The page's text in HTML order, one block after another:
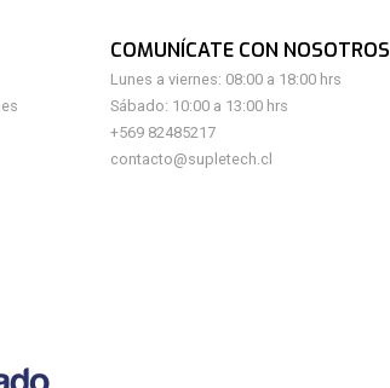
COMUNÍCATE CON NOSOTROS
Lunes a viernes: 08:00 a 18:00 hrs
Sábado: 10:00 a 13:00 hrs
+569 82485217
contacto@supletech.cl